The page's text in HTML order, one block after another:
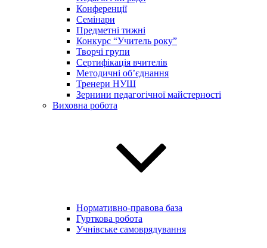
Конференції
Семінари
Предметні тижні
Конкурс “Учитель року”
Творчі групи
Сертифікація вчителів
Методичні об’єднання
Тренери НУШ
Зернини педагогічної майстерності
Виховна робота
Нормативно-правова база
Гурткова робота
Учнівське самоврядування